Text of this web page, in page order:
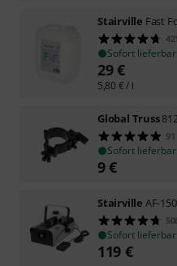
Stairville Fast
421
Sofort lieferbar
29€
5,80 €/ l
Global Truss
91
Sofort lieferbar
9€
Stairville AF-
Sofort lieferbar
119 €